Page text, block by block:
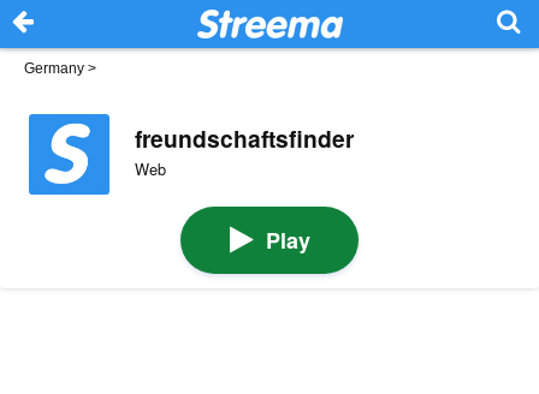
Germany >
freundschaftsfinder
Web
Play